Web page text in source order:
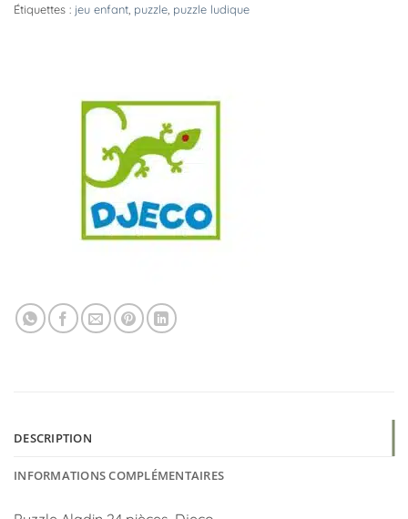
Étiquettes : jeu enfant puzzle puzzle ludique
DESCRIPTION
INFORMATIONS COMPLÉMENTAIRES